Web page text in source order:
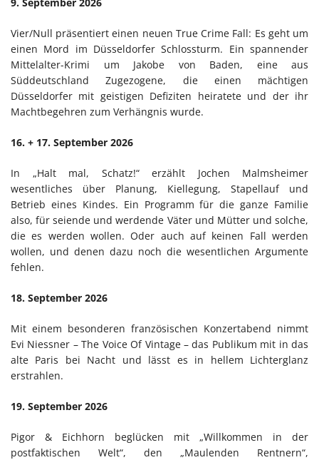
Vier/Null präsentiert einen neuen True Crime Fall: Es geht um
einen Mord im Düsseldorfer Schlossturm. Ein spannender
Mittelalter-Krimi um Jakobe von Baden, eine aus
Süddeutschland Zugezogene, die einen mächtigen
Düsseldorfer mit geistigen Defiziten heiratete und der ihr
Machtbegehren zum Verhängnis wurde.
16. + 17. September 2026
In „Halt mal, Schatz!“ erzählt Jochen Malmsheimer
wesentliches über Planung, Kiellegung, Stapellauf und
Betrieb eines Kindes. Ein Programm für die ganze Familie
also, für seiende und werdende Väter und Mütter und solche,
die es werden wollen. Oder auch auf keinen Fall werden
wollen, und denen dazu noch die wesentlichen Argumente
fehlen.
18. September 2026
Mit einem besonderen französischen Konzertabend nimmt
Evi Niessner – The Voice Of Vintage – das Publikum mit in das
alte Paris bei Nacht und lässt es in hellem Lichterglanz
erstrahlen.
19. September 2026
Pigor & Eichhorn beglücken mit „Willkommen in der
postfaktischen Welt“, den „Maulenden Rentnern“,